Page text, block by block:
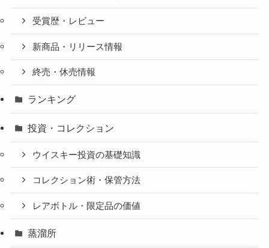
受賞歴・レビュー
新商品・リリース情報
終売・休売情報
ランキング
投資・コレクション
ウイスキー投資の基礎知識
コレクション術・保管方法
レアボトル・限定品の価値
蒸溜所